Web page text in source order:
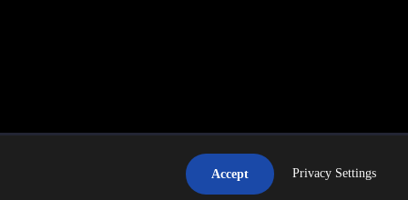
Accept Privacy Settings